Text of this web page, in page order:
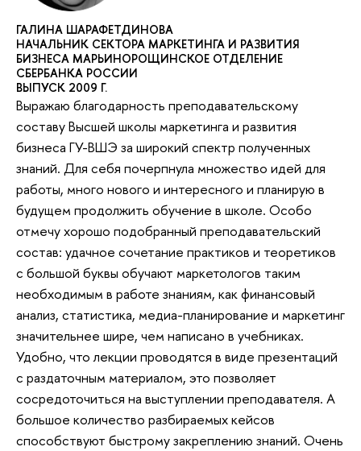
ГАЛИНА ШАРАФЕТДИНОВА
НАЧАЛЬНИК СЕКТОРА МАРКЕТИНГА И РАЗВИТИЯ
БИЗНЕСА МАРЬИНОРОЩИНСКОЕ ОТДЕЛЕНИЕ
СБЕРБАНКА РОССИИ
ВЫПУСК 2009 Г.
Выражаю благодарность преподавательскому
составу Высшей школы маркетинга и развития
бизнеса ГУ-ВШЭ за широкий спектр полученных
знаний. Для себя почерпнула множество идей для
работы, много нового и интересного и планирую в
будущем продолжить обучение в школе. Особо
отмечу хорошо подобранный преподавательский
состав: удачное сочетание практиков и теоретиков
с большой буквы обучают маркетологов таким
необходимым в работе знаниям, как финансовый
анализ, статистика, медиа-планирование и маркетинг
значительнее шире, чем написано в учебниках.
Удобно, что лекции проводятся в виде презентаций
с раздаточным материалом, это позволяет
сосредоточиться на выступлении преподавателя. А
большое количество разбираемых кейсов
способствуют быстрому закреплению знаний. Очень